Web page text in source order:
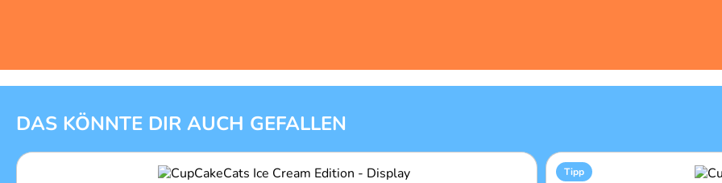
1 von 9
DAS KÖNNTE DIR AUCH GEFALLEN
Tipp